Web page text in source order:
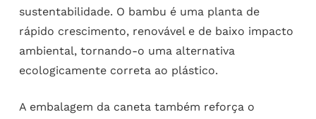
sustentabilidade. O bambu é uma planta de
rápido crescimento, renovável e de baixo impacto
ambiental, tornando-o uma alternativa
ecologicamente correta ao plástico.
A embalagem da caneta também reforça o